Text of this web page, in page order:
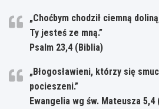
„Choćbym chodził ciemną
Ty jesteś ze mną.”
Psalm 23,4 (Biblia)
„Błogosławieni, którzy się
pocieszeni.”
Ewangelia wg św. Mateusza 5,4